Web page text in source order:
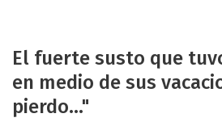
El fuerte susto que
en medio de sus
pierdo..."